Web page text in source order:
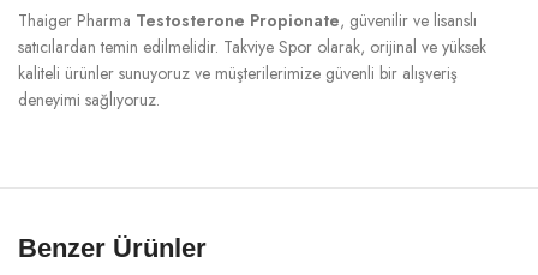
Thaiger Pharma Testosterone Propionate, güvenilir ve lisanslı
satıcılardan temin edilmelidir. Takviye Spor olarak, orijinal ve yüksek
kaliteli ürünler sunuyoruz ve müşterilerimize güvenli bir alışveriş
deneyimi sağlıyoruz.
Benzer Ürünler